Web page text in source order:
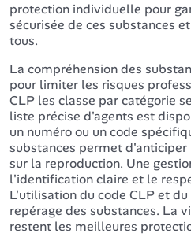
protection individuelle pour
sécurisée de ces substances
tous.
La compréhension des
pour limiter les risques
CLP les classe par catégorie
liste précise d'agents est
un numéro ou un code
substances permet
sur la reproduction. Une
l'identification claire et le
L'utilisation du code CLP et
repérage des substances. La
restent les meilleures